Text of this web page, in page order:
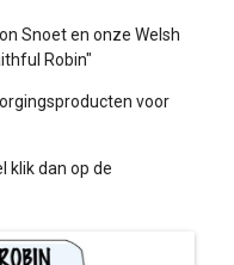
Snoet en onze Welsh
Robin"
voor
klik dan op de